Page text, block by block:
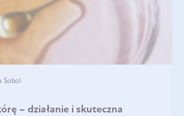
Sobol
– działanie i skuteczna